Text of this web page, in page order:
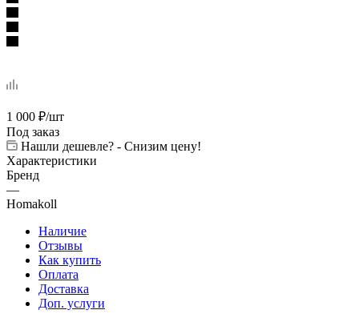
1 000 ₽/шт
Под заказ
Нашли дешевле? - Снизим цену!
Характеристики
Бренд
—
Homakoll
Наличие
Отзывы
Как купить
Оплата
Доставка
Доп. услуги